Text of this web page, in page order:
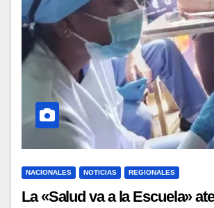
NACIONALES NOTICIAS REGIONALES
La «Salud va a la Escuela»